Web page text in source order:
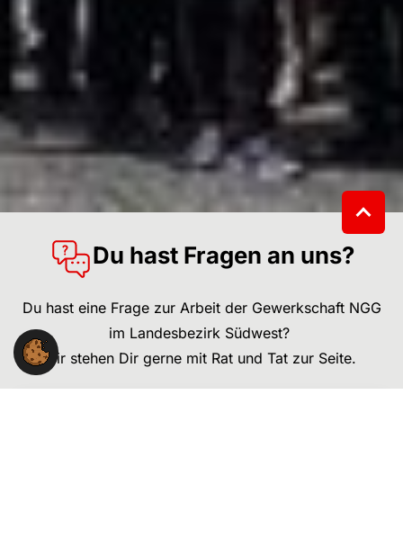
Du hast Fragen an uns?
Du hast eine Frage zur Arbeit der Gewerkschaft NGG
im Landesbezirk Südwest?
Wir stehen Dir gerne mit Rat und Tat zur Seite.